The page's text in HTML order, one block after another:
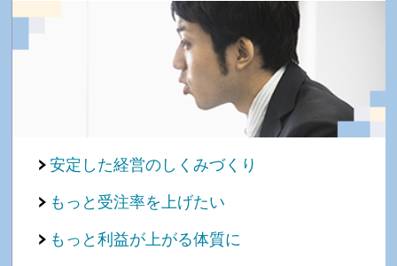
安定した経営のしくみづくり
もっと受注率を上げたい
もっと利益が上がる体質に